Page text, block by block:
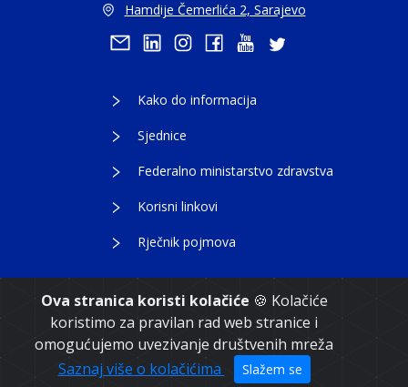
Ova stranica koristi kolačiće 🍪 Kolačiće
koristimo za pravilan rad web stranice i
omogućujemo uvezivanje društvenih mreža
Saznaj više o kolačićima
Slažem se
Hamdije Čemerlića 2, Sarajevo
Kako do informacija
Sjednice
Federalno ministarstvo zdravstva
Korisni linkovi
Rječnik pojmova
Copyright 2021. Vlada Federacije Bosne i
Hercegovine